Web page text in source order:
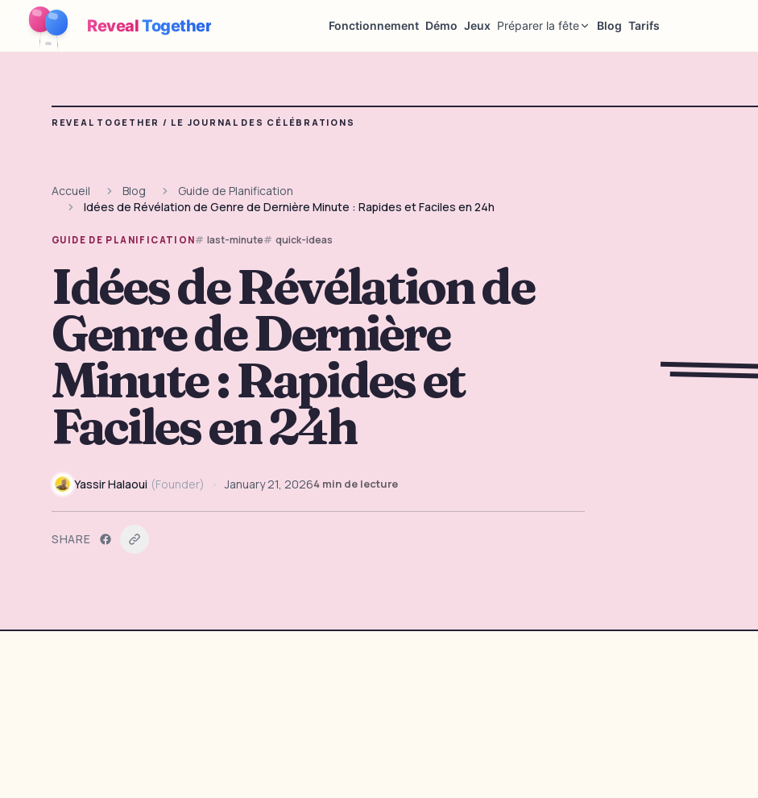
RevealTogether Fonctionnement Démo Jeux Préparer la fête Blog Tarifs
REVEAL TOGETHER / LE JOURNAL DES CÉLÉBRATIONS
Accueil Blog
Guide de Planification
Idées de Révélation de Genre de Dernière Minute : Rapides et Faciles en 24h
GUIDE DE PLANIFICATION last-minute quick-ideas
Idées de Révélation de
Genre de Dernière
Minute : Rapides et
Faciles en 24h
Yassir Halaoui (Founder) • January 21, 20264 min de lecture
SHARE